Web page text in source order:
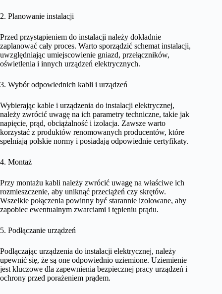
2. Planowanie instalacji
Przed przystąpieniem do instalacji należy dokładnie
zaplanować cały proces. Warto sporządzić schemat instalacji,
uwzględniając umiejscowienie gniazd, przełączników,
oświetlenia i innych urządzeń elektrycznych.
3. Wybór odpowiednich kabli i urządzeń
Wybierając kable i urządzenia do instalacji elektrycznej,
należy zwrócić uwagę na ich parametry techniczne, takie jak
napięcie, prąd, obciążalność i izolacja. Zawsze warto
korzystać z produktów renomowanych producentów, które
spełniają polskie normy i posiadają odpowiednie certyfikaty.
4. Montaż
Przy montażu kabli należy zwrócić uwagę na właściwe ich
rozmieszczenie, aby uniknąć przeciążeń czy skrętów.
Wszelkie połączenia powinny być starannie izolowane, aby
zapobiec ewentualnym zwarciami i tępieniu prądu.
5. Podłączanie urządzeń
Podłączając urządzenia do instalacji elektrycznej, należy
upewnić się, że są one odpowiednio uziemione. Uziemienie
jest kluczowe dla zapewnienia bezpiecznej pracy urządzeń i
ochrony przed porażeniem prądem.